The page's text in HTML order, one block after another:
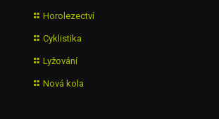
Horolezectví
Cyklistika
Lyžování
Nová kola